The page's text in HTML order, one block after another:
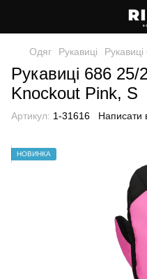
Одяг Рукавиці
Рукавиці 686
Knockout Pink, S
Артикул: 1-31616 Написати
НОВИНКА